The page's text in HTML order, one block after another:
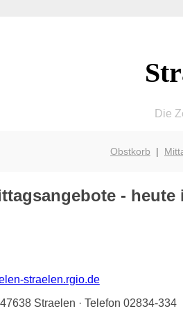
Die
Obstkorb |
- heute
straelen.rgio.de
Straelen · Telefon 02834-334